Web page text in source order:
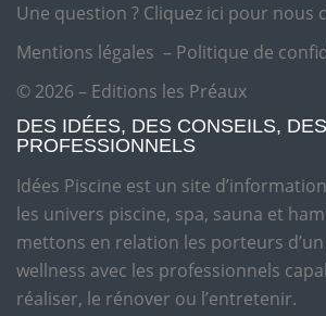
Une question ? Cliquez ici pour nous
Mentions légales – Politique de
© 2026 – Editions les Préaux
DES IDÉES, DES CONSEILS,
PROFESSIONNELS
Idées Piscine est un site
les univers piscine, spa, sauna et
mettons en relation les porteurs
wellness avec les professionnels
réaliser, le rénover ou l’entretenir.